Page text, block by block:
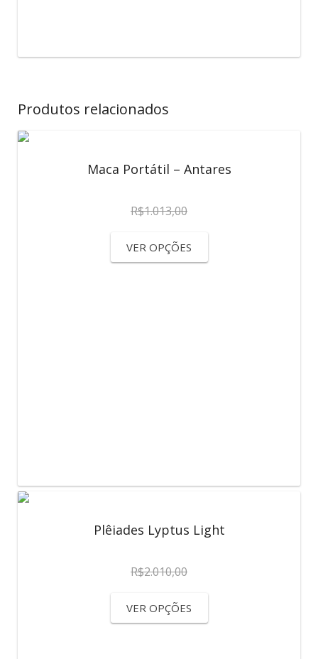
Produtos relacionados
Maca Portátil – Antares
R$1.013,00
VER OPÇÕES
Plêiades Lyptus Light
R$2.010,00
VER OPÇÕES